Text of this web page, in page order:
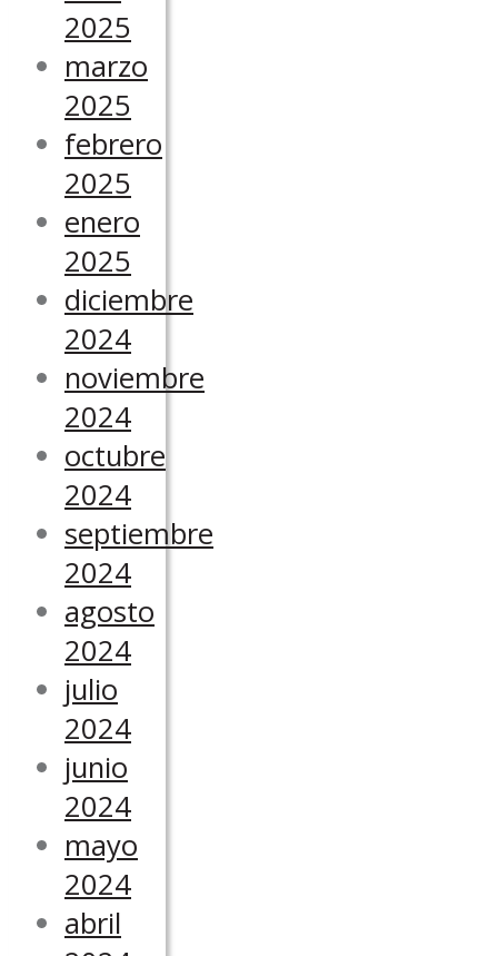
2025
marzo
2025
febrero
2025
enero
2025
diciembre
2024
noviembre
2024
octubre
2024
septiembre
2024
agosto
2024
julio
2024
junio
2024
mayo
2024
abril